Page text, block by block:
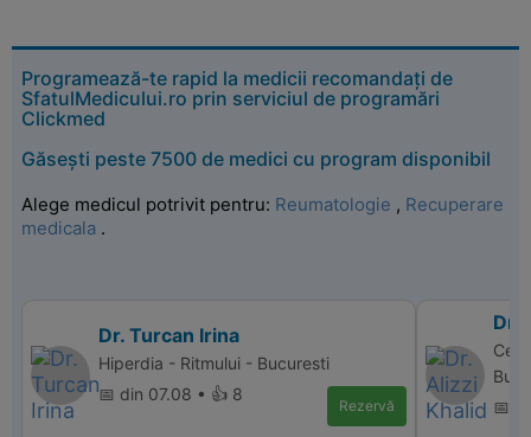
Programează-te rapid la medicii recomandați de
SfatulMedicului.ro prin serviciul de programări
Clickmed
Găsești peste 7500 de medici cu program disponibil
Alege medicul potrivit pentru: Reumatologie , Recuperare
medicala .
Dr. Turcan Irina
Hiperdia - Ritmului - Bucuresti
📅 din 07.08 • 👍 8
Rezervă
Dr.
📅